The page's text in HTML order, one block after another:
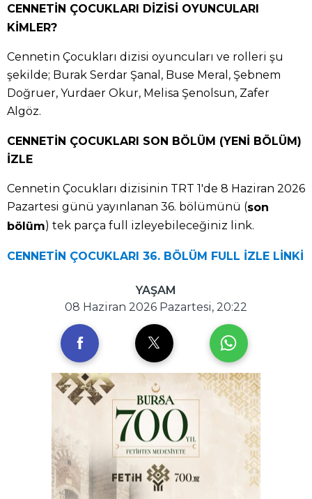
CENNETİN ÇOCUKLARI DİZİSİ OYUNCULARI
KİMLER?
Cennetin Çocukları dizisi oyuncuları ve rolleri şu
şekilde; Burak Serdar Şanal, Buse Meral, Şebnem
Doğruer, Yurdaer Okur, Melisa Şenolsun, Zafer
Algöz.
CENNETİN ÇOCUKLARI SON BÖLÜM (YENİ BÖLÜM)
İZLE
Cennetin Çocukları dizisinin TRT 1'de 8 Haziran 2026
Pazartesi günü yayınlanan 36. bölümünü (son
bölüm) tek parça full izleyebileceğiniz link.
CENNETİN ÇOCUKLARI 36. BÖLÜM FULL İZLE LİNKİ
YAŞAM
08 Haziran 2026 Pazartesi, 20:22